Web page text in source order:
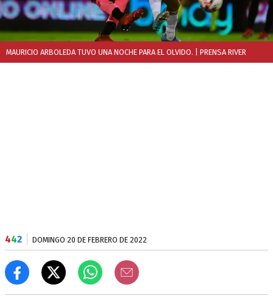
MAURICIO ARBOLEDA TUVO UNA NOCHE PARA EL OLVIDO. | PRENSA RIVER
442 DOMINGO 20 DE FEBRERO DE 2022